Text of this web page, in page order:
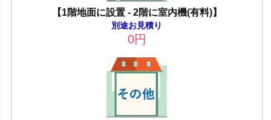
【1階地面に設置 - 2階に室内機(有料)】
別途お見積り
0円